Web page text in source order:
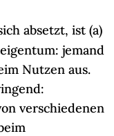
absetzt, ist (a)
jemand
Nutzen aus.
verschiedenen